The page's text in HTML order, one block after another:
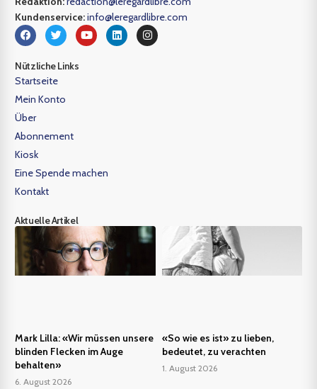
Kundenservice:info@leregardlibre.com
Nützliche Links
Startseite
Mein Konto
Über
Abonnement
Kiosk
Eine Spende machen
Kontakt
Aktuelle Artikel
Mark Lilla: «Wir müssen unsere
blinden Flecken im Auge
behalten»
6. August 2026
«So wie es ist» zu lieben,
bedeutet, zu verachten
1. August 2026